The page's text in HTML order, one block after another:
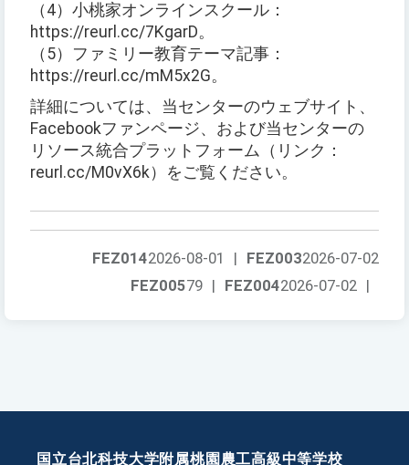
（4）小桃家オンラインスクール：
https://reurl.cc/7KgarD。
（5）ファミリー教育テーマ記事：
https://reurl.cc/mM5x2G。
詳細については、当センターのウェブサイト、
Facebookファンページ、および当センターの
リソース統合プラットフォーム（リンク：
reurl.cc/M0vX6k）をご覧ください。
FEZ0032026-07-02
FEZ0142026-08-01
|
FEZ0042026-07-02 |
FEZ00579 |
国立台北科技大学附属桃園農工高級中等学校